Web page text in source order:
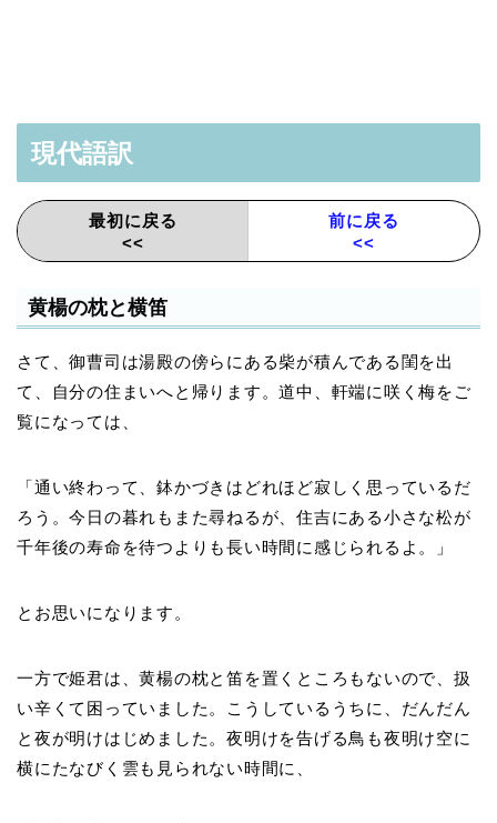
現代語訳
最初に戻る
<<
前に戻る
<<
黄楊の枕と横笛
さて、御曹司は湯殿の傍らにある柴が積んである閨を出
て、自分の住まいへと帰ります。道中、軒端に咲く梅をご
覧になっては、
「通い終わって、鉢かづきはどれほど寂しく思っているだ
ろう。今日の暮れもまた尋ねるが、住吉にある小さな松が
千年後の寿命を待つよりも長い時間に感じられるよ。」
とお思いになります。
一方で姫君は、黄楊の枕と笛を置くところもないので、扱
い辛くて困っていました。こうしているうちに、だんだん
と夜が明けはじめました。夜明けを告げる鳥も夜明け空に
横にたなびく雲も見られない時間に、